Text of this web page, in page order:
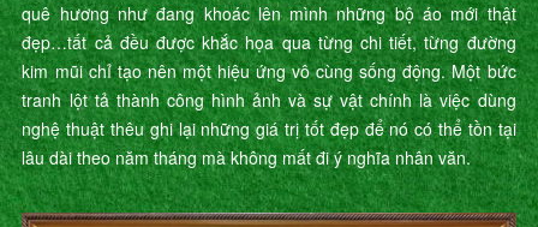
quê hương như đang khoác lên mình những bộ áo mới thật
đẹp…tất cả đều được khắc họa qua từng chi tiết, từng đường
kim mũi chỉ tạo nên một hiệu ứng vô cùng sống động. Một bức
tranh lột tả thành công hình ảnh và sự vật chính là việc dùng
nghệ thuật thêu ghi lại những giá trị tốt đẹp để nó có thể tồn tại
lâu dài theo năm tháng mà không mất đi ý nghĩa nhân văn.